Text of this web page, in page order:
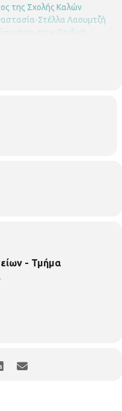
της Σχολής Καλών
Στέλλα Λαουμτζή
στην Παιδική
- Τμήμα